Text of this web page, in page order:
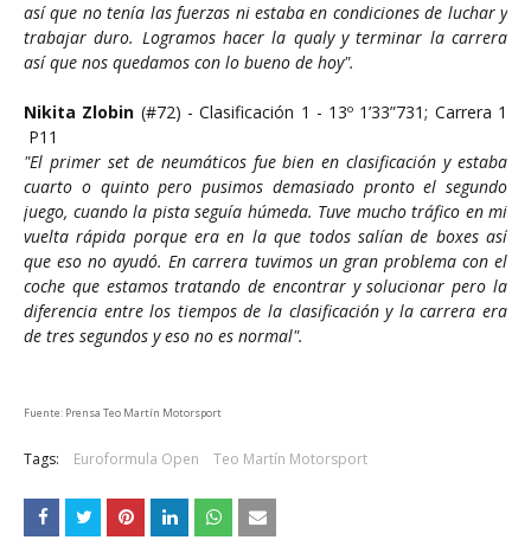
así que no tenía las fuerzas ni estaba en condiciones de luchar y
trabajar duro. Logramos hacer la qualy y terminar la carrera
así que nos quedamos con lo bueno de hoy".
Nikita Zlobin (#72) - Clasificación 1 - 13º 1’33”731; Carrera 1
P11
"El primer set de neumáticos fue bien en clasificación y estaba
cuarto o quinto pero pusimos demasiado pronto el segundo
juego, cuando la pista seguía húmeda. Tuve mucho tráfico en mi
vuelta rápida porque era en la que todos salían de boxes así
que eso no ayudó. En carrera tuvimos un gran problema con el
coche que estamos tratando de encontrar y solucionar pero la
diferencia entre los tiempos de la clasificación y la carrera era
de tres segundos y eso no es normal".
Fuente: Prensa Teo Martín Motorsport
Tags: Euroformula Open Teo Martín Motorsport